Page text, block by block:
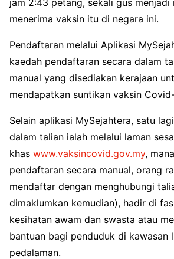
menerima vaksin itu di negara ini.
Pendaftaran melalui Aplikasi
kaedah pendaftaran secara dalam
manual yang disediakan kerajaan
mendapatkan suntikan vaksin
Selain aplikasi MySejahtera, satu
dalam talian ialah melalui laman
khas www.vaksincovid.gov.my,
pendaftaran secara manual, orang
mendaftar dengan menghubungi
dimaklumkan kemudian), hadir di
kesihatan awam dan swasta atau
bantuan bagi penduduk di kawasan
pedalaman.